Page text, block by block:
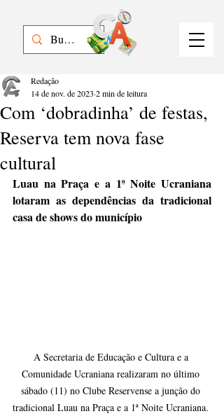
Com ‘dobradinha’ de festas,
Reserva tem nova fase
cultural
Redação
14 de nov. de 2023 2 min de leitura
Luau na Praça e a 1ª Noite Ucraniana
lotaram as dependências da tradicional
casa de shows do município
A Secretaria de Educação e Cultura e a
Comunidade Ucraniana realizaram no último
sábado (11) no Clube Reservense a junção do
tradicional Luau na Praça e a 1ª Noite Ucraniana.